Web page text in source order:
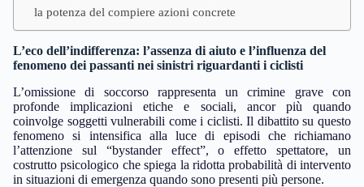
la potenza del compiere azioni concrete
L’eco dell’indifferenza: l’assenza di aiuto e l’influenza del
fenomeno dei passanti nei sinistri riguardanti i ciclisti
L’omissione di soccorso rappresenta un crimine grave con
profonde implicazioni etiche e sociali, ancor più quando
coinvolge soggetti vulnerabili come i ciclisti. Il dibattito su questo
fenomeno si intensifica alla luce di episodi che richiamano
l’attenzione sul “bystander effect”, o effetto spettatore, un
costrutto psicologico che spiega la ridotta probabilità di intervento
in situazioni di emergenza quando sono presenti più persone.